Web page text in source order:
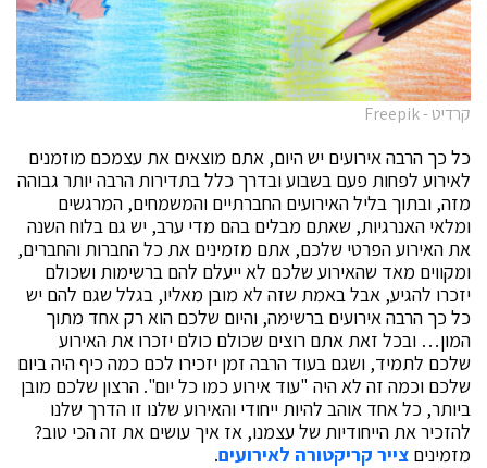
קרדיט - Freepik
כל כך הרבה אירועים יש היום, אתם מוצאים את עצמכם מוזמנים
לאירוע לפחות פעם בשבוע ובדרך כלל בתדירות הרבה יותר גבוהה
מזה, ובתוך בליל האירועים החברתיים והמשמחים, המרגשים
ומלאי האנרגיות, שאתם מבלים בהם מדי ערב, יש גם בלוח השנה
את האירוע הפרטי שלכם, אתם מזמינים את כל החברות והחברים,
ומקווים מאד שהאירוע שלכם לא ייעלם להם ברשימות ושכולם
יזכרו להגיע, אבל באמת שזה לא מובן מאליו, בגלל שגם להם יש
כל כך הרבה אירועים ברשימה, והיום שלכם הוא רק אחד מתוך
המון… ובכל זאת אתם רוצים שכולם כולם יזכרו את האירוע
שלכם לתמיד, ושגם בעוד הרבה זמן יזכירו לכם כמה כיף היה ביום
שלכם וכמה זה לא היה "עוד אירוע כמו כל יום". הרצון שלכם מובן
ביותר, כל אחד אוהב להיות ייחודי והאירוע שלנו זו הדרך שלנו
להזכיר את הייחודיות של עצמנו, אז איך עושים את זה הכי טוב?
מזמינים צייר קריקטורה לאירועים.